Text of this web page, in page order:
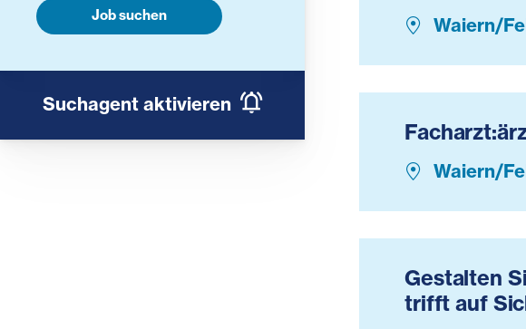
Job suchen
Suchagent aktivieren
Waiern/
Waiern/
Gestalten
trifft auf